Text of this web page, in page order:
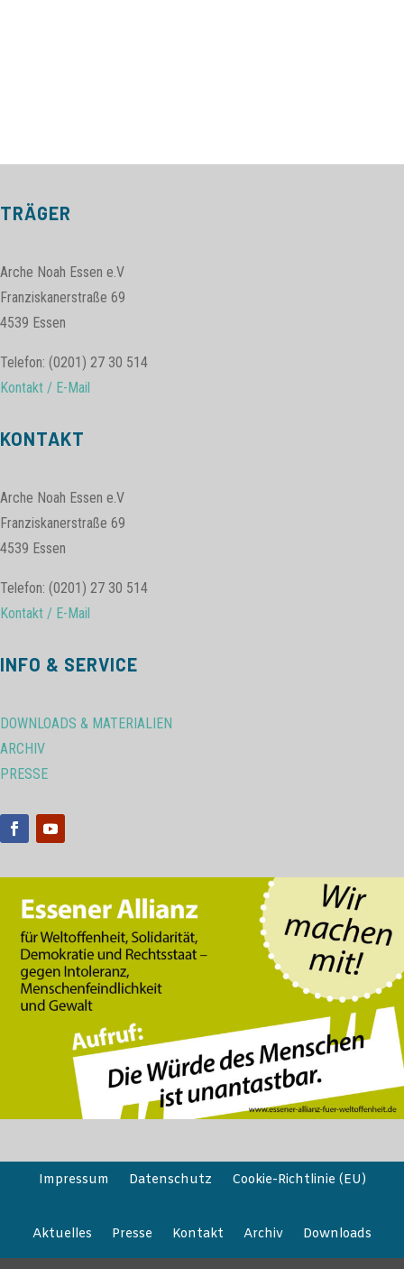
TRÄGER
Arche Noah Essen e.V
Franziskanerstraße 69
4539 Essen
Telefon: (0201) 27 30 514
Kontakt / E-Mail
KONTAKT
Arche Noah Essen e.V
Franziskanerstraße 69
4539 Essen
Telefon: (0201) 27 30 514
Kontakt / E-Mail
INFO & SERVICE
DOWNLOADS & MATERIALIEN
ARCHIV
PRESSE
Impressum Datenschutz Cookie-Richtlinie (EU)
Aktuelles Presse Kontakt Archiv Downloads